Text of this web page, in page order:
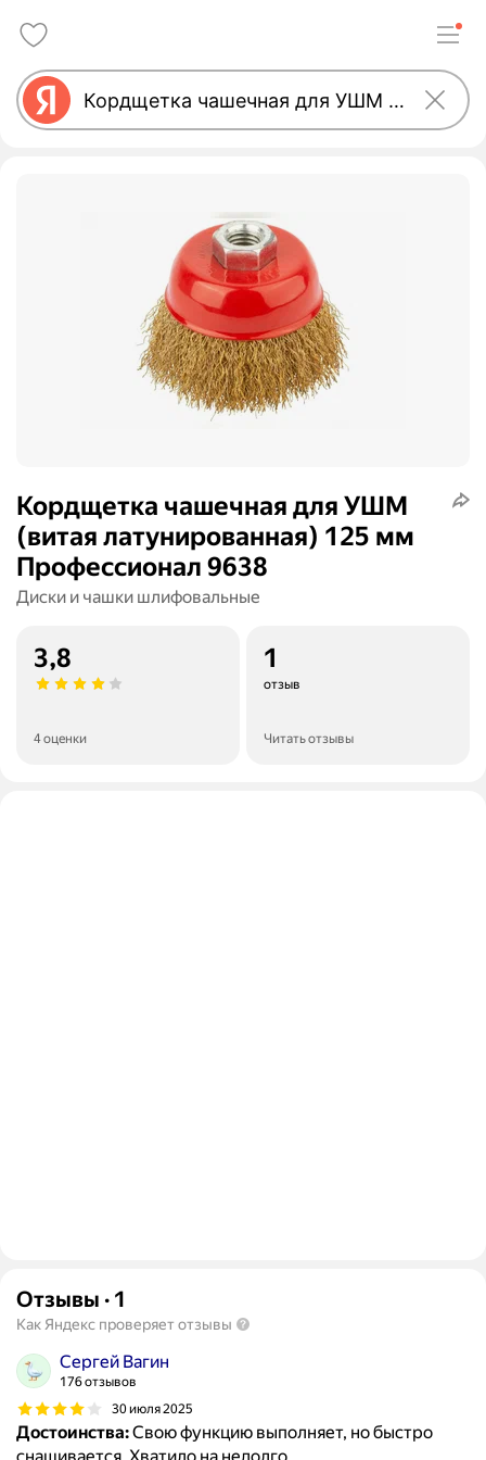
Кордщетка чашечная для УШМ
(витая латунированная) 125 мм
Профессионал 9638
Диски и чашки шлифовальные
3,8
4 оценки
1
отзыв
Читать отзывы
Отзывы · 1
Как Яндекс проверяет отзывы
Сергей Вагин
176 отзывов
30 июля 2025
Достоинства:Свою функцию выполняет, но быстро